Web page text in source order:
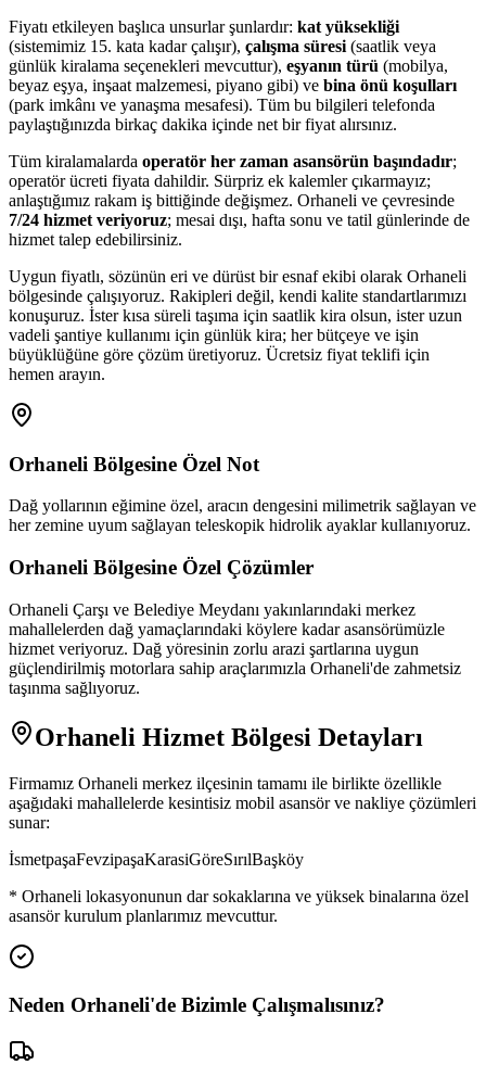
Fiyatı etkileyen başlıca unsurlar şunlardır: kat yüksekliği
(sistemimiz 15. kata kadar çalışır), çalışma süresi (saatlik veya
günlük kiralama seçenekleri mevcuttur), eşyanın türü (mobilya,
beyaz eşya, inşaat malzemesi, piyano gibi) ve bina önü koşulları
(park imkânı ve yanaşma mesafesi). Tüm bu bilgileri telefonda
paylaştığınızda birkaç dakika içinde net bir fiyat alırsınız.
Tüm kiralamalarda operatör her zaman asansörün başındadır;
operatör ücreti fiyata dahildir. Sürpriz ek kalemler çıkarmayız;
anlaştığımız rakam iş bittiğinde değişmez. Orhaneli ve çevresinde
7/24 hizmet veriyoruz; mesai dışı, hafta sonu ve tatil günlerinde de
hizmet talep edebilirsiniz.
Uygun fiyatlı, sözünün eri ve dürüst bir esnaf ekibi olarak Orhaneli
bölgesinde çalışıyoruz. Rakipleri değil, kendi kalite standartlarımızı
konuşuruz. İster kısa süreli taşıma için saatlik kira olsun, ister uzun
vadeli şantiye kullanımı için günlük kira; her bütçeye ve işin
büyüklüğüne göre çözüm üretiyoruz. Ücretsiz fiyat teklifi için
hemen arayın.
Orhaneli Bölgesine Özel Not
Dağ yollarının eğimine özel, aracın dengesini milimetrik sağlayan ve
her zemine uyum sağlayan teleskopik hidrolik ayaklar kullanıyoruz.
Orhaneli Bölgesine Özel Çözümler
Orhaneli Çarşı ve Belediye Meydanı yakınlarındaki merkez
mahallelerden dağ yamaçlarındaki köylere kadar asansörümüzle
hizmet veriyoruz. Dağ yöresinin zorlu arazi şartlarına uygun
güçlendirilmiş motorlara sahip araçlarımızla Orhaneli'de zahmetsiz
taşınma sağlıyoruz.
Orhaneli Hizmet Bölgesi Detayları
Firmamız Orhaneli merkez ilçesinin tamamı ile birlikte özellikle
aşağıdaki mahallelerde kesintisiz mobil asansör ve nakliye çözümleri
sunar:
İsmetpaşaFevzipaşaKarasiGöreSırılBaşköy
* Orhaneli lokasyonunun dar sokaklarına ve yüksek binalarına özel
asansör kurulum planlarımız mevcuttur.
Neden Orhaneli'de Bizimle Çalışmalısınız?